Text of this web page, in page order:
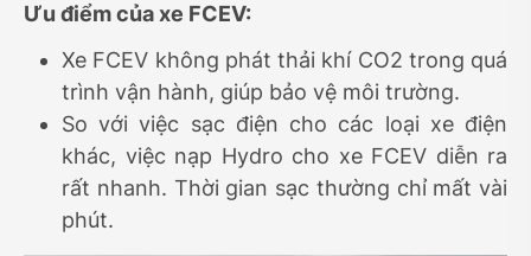
Ưu điểm của xe FCEV:
Xe FCEV không phát thải khí CO2 trong quá
trình vận hành, giúp bảo vệ môi trường.
So với việc sạc điện cho các loại xe điện
khác, việc nạp Hydro cho xe FCEV diễn ra
rất nhanh. Thời gian sạc thường chỉ mất vài
phút.